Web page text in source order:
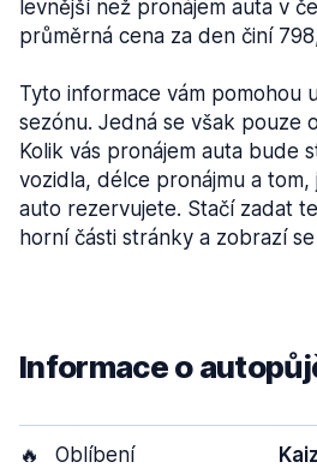
levnější než pronájem auta v
průměrná cena za den činí
Tyto informace vám pomohou
sezónu. Jedná se však pouze
Kolik vás pronájem auta bude
vozidla, délce pronájmu a
auto rezervujete. Stačí zadat
horní části stránky a zobrazí
Informace o
🔥
Oblíbení